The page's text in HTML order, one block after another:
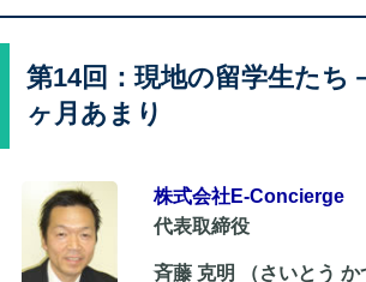
第14回：現地の留学生たち
ヶ月あまり
株式会社E-Concierge
代表取締役
斉藤 克明 （さいとう か